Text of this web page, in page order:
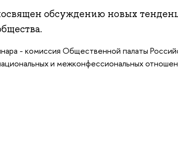
обсуждению новых
- комиссия Общественной палаты
и межконфессиональных